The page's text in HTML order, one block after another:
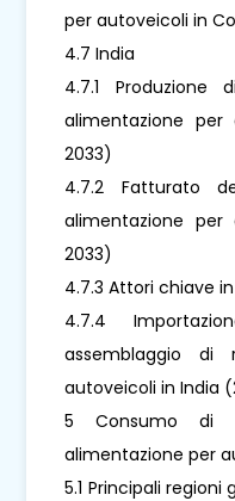
per autoveicoli in
4.7 India
4.7.1
alimentazione
2033)
4.7.2 Fatturato
alimentazione
2033)
4.7.3 Attori chiave
4.7.4
assemblaggio di
autoveicoli in India
5 Consumo di
alimentazione per
5.1 Principali